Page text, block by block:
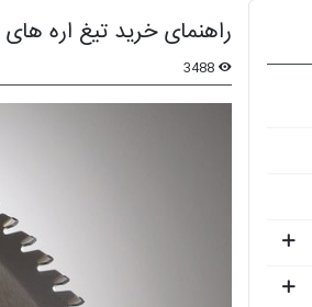
راهنمای خرید تیغ اره های
3488